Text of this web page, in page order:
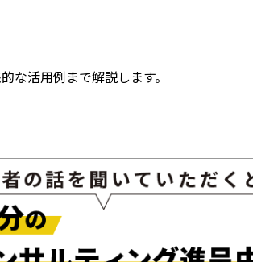
な活用例まで解説します。